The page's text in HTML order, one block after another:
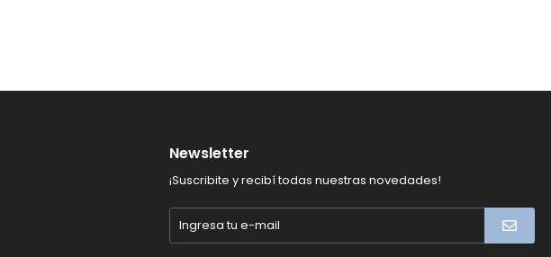
Newsletter
¡Suscribite y recibí todas nuestras novedades!